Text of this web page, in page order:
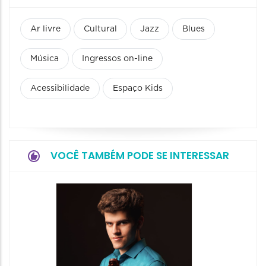
Ar livre Cultural Jazz Blues
Música Ingressos on-line
Acessibilidade Espaço Kids
VOCÊ TAMBÉM PODE SE INTERESSAR